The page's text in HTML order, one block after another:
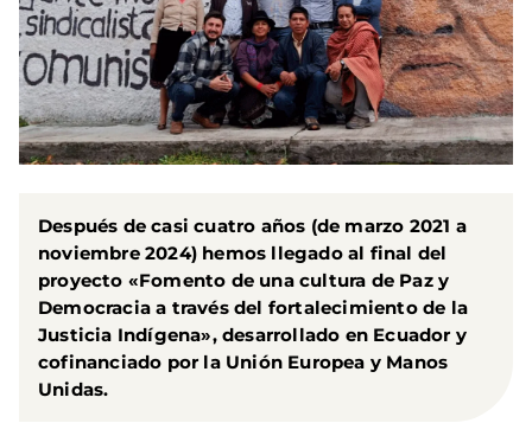
Después de casi cuatro años (de marzo 2021 a
noviembre 2024) hemos llegado al final del
proyecto «Fomento de una cultura de Paz y
Democracia a través del fortalecimiento de la
Justicia Indígena», desarrollado en Ecuador y
cofinanciado por la Unión Europea y Manos
Unidas.